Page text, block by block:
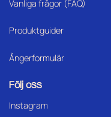
Vanliga frågor (FAQ)
Produktguider
Ångerformulär
Följ oss
Instagram